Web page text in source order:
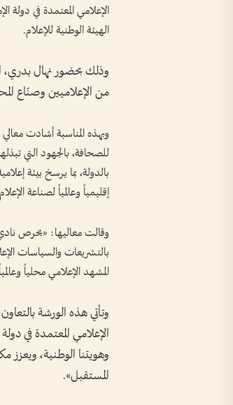
الإعلامي المعتمدة في
الهيئة الوطنية للإعلام.
وذلك بحضور نهال بدري،
من الإعلاميين وصنّاع
وبهذه المناسبة أشادت
للصحافة، بالجهود التي
بالدولة، بما يرسخ بيئة
إقليمياً وعالمياً لصناعة
وقالت معاليها: «يحرص
بالتشريعات والسياسات
المشهد الإعلامي محلياً
وتأتي هذه الورشة
الإعلامي المعتمدة في
وهويتنا الوطنية، ويعزز
المستقبل».